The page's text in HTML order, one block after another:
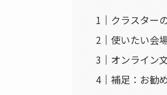
クラスター
使いたい会
オンライン
補足：お勧